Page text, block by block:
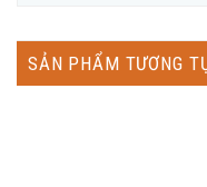
Có thể vệ sinh bằng
SẢN PHẨM TƯƠNG